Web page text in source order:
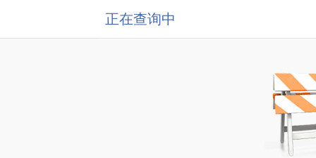
正在查询中